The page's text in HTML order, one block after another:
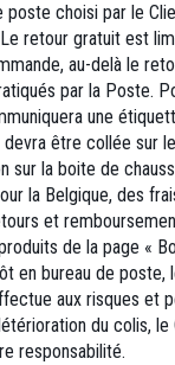
poste choisi par le
retour gratuit est
au-delà le
par la Poste.
une
devra être collée sur
sur la boite de
la Belgique, des
et
de la page «
en bureau de poste,
aux risques et
du colis, le
responsabilité.